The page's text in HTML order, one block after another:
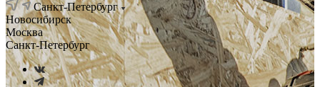
Санкт-Петербург
Новосибирск
Москва
Санкт-Петербург